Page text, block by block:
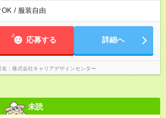
OK / 服装自由
応募する 詳細へ
名 株式会社キャリアデザインセンター
未読